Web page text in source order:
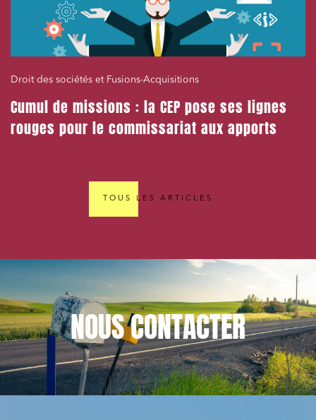
Droit des sociétés et Fusions-Acquisitions
Cumul de missions : la CEP pose ses lignes
rouges pour le commissariat aux apports
TOUS LES ARTICLES
NOUSCONTACTER